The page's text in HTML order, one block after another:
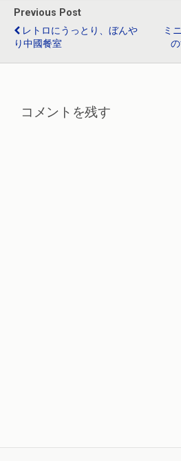
o
k
Previous Post
レトロにうっとり、ぼんや
り中國餐室
ミ
コメントを残す